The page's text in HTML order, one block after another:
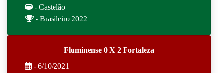
- Castelão
- Brasileiro 2022
Fluminense 0 X 2 Fortaleza
- 6/10/2021